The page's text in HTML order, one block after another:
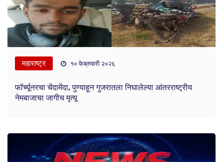
महाराष्ट्र १० फेब्रुवारी २०२६
फॉर्च्यूनरचा चेंदामेंदा, पुण्याहून गुजरातला निघालेल्या आंतरराष्ट्रीय
नेमबाजाचा जागीच मृत्यू